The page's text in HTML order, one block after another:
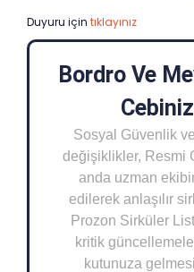
Duyuru için tıklayınız
Bordro Ve
Sosyal Güvenlik
değişiklikler, Resmi
anda uzman
edilerek anlaşılır
Prozon Sirküler
kritik
kutunuza